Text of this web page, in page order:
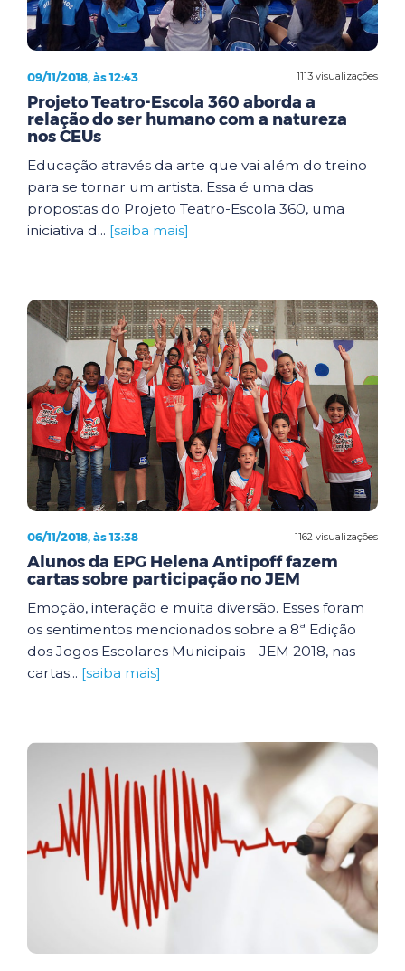
1113 visualizações
09/11/2018, às 12:43
Projeto Teatro-Escola 360 aborda a
relação do ser humano com a natureza
nos CEUs
Educação através da arte que vai além do treino
para se tornar um artista. Essa é uma das
propostas do Projeto Teatro-Escola 360, uma
iniciativa d... [saiba mais]
1162 visualizações
06/11/2018, às 13:38
Alunos da EPG Helena Antipoff fazem
cartas sobre participação no JEM
Emoção, interação e muita diversão. Esses foram
os sentimentos mencionados sobre a 8ª Edição
dos Jogos Escolares Municipais – JEM 2018, nas
cartas... [saiba mais]